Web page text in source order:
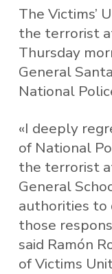
The Victims’
the terrorist
Thursday
General
National
«I deeply
of National
the terrorist
General
authorities to
those
said Ramón
of Victims